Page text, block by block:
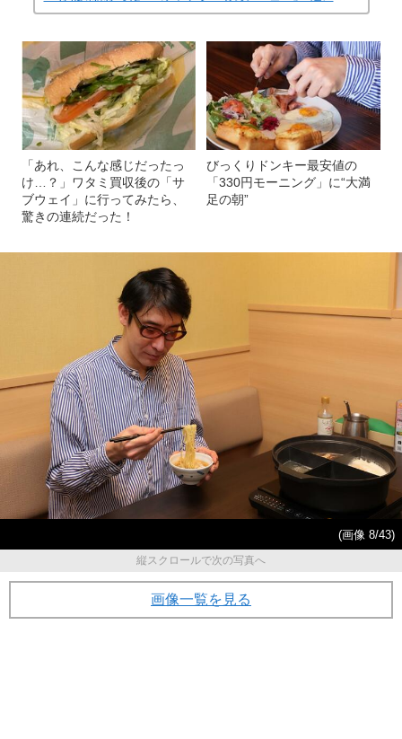
「あれ、こんな感じだったっ
け…？」ワタミ買収後の「サ
ブウェイ」に行ってみたら、
驚きの連続だった！
びっくりドンキー最安値の
「330円モーニング」に“大満
足の朝”
(画像 8/43)
縦スクロールで次の写真へ
画像一覧を見る